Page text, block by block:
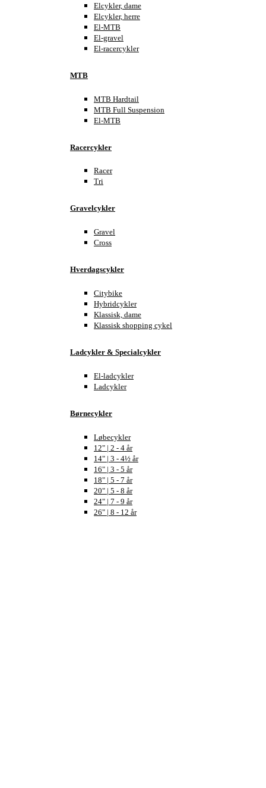
Elcykler, dame
Elcykler, herre
El-MTB
El-gravel
El-racercykler
MTB
MTB Hardtail
MTB Full Suspension
El-MTB
Racercykler
Racer
Tri
Gravelcykler
Gravel
Cross
Hverdagscykler
Citybike
Hybridcykler
Klassisk, dame
Klassisk shopping cykel
Ladcykler & Specialcykler
El-ladcykler
Ladcykler
Børnecykler
Løbecykler
12" | 2 - 4 år
14" | 3 - 4½ år
16" | 3 - 5 år
18" | 5 - 7 år
20" | 5 - 8 år
24" | 7 - 9 år
26" | 8 - 12 år